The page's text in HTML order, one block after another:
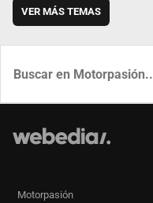
VER MÁS TEMAS
Motorpasión